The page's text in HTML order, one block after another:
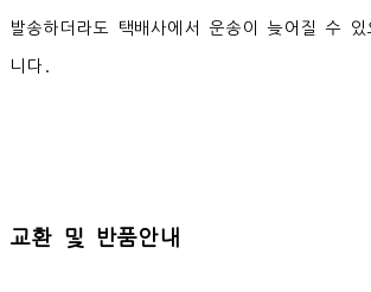
발송하더라도 택배사에서 운송이 늦어질 수 있
니다.
교환 및 반품안내